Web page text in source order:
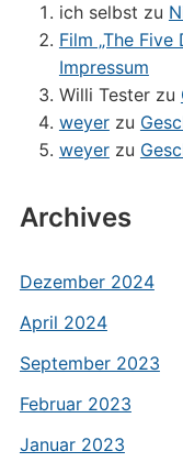
ich selbst zu
Film „The
Impressum
Willi Testerzu
weyerzu
weyerzu
Archives
Dezember 2024
April 2024
September 2023
Februar 2023
Januar 2023